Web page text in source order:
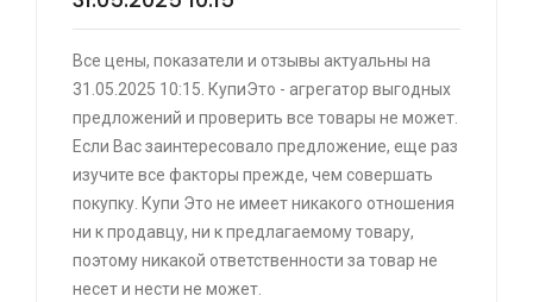
индивидуально, возможно сработает не у
🔥 0 руб. |
⚡ Игровая приставка Sony PlayStation 5 PS5
Slim цифровая версия (цена с ozon-картой,
из-за рубежа)
Все цены, показатели и отзывы актуальны на
31.05.2025 10:15. КупиЭто - агрегатор выгодных
предложений и проверить все товары не может.
Если Вас заинтересовало предложение, еще раз
изучите все факторы прежде, чем совершать
покупку. Купи Это не имеет никакого отношения
ни к продавцу, ни к предлагаемому товару,
поэтому никакой ответственности за товар не
несет и нести не может.